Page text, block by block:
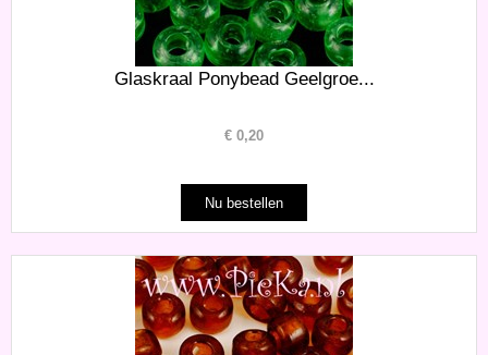
Glaskraal Ponybead Geelgroe...
€ 0,20